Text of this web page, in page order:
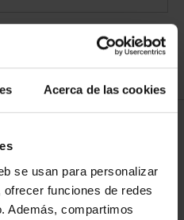
Acerca de las cookies
se usan para personalizar
funciones de redes
Además, compartimos